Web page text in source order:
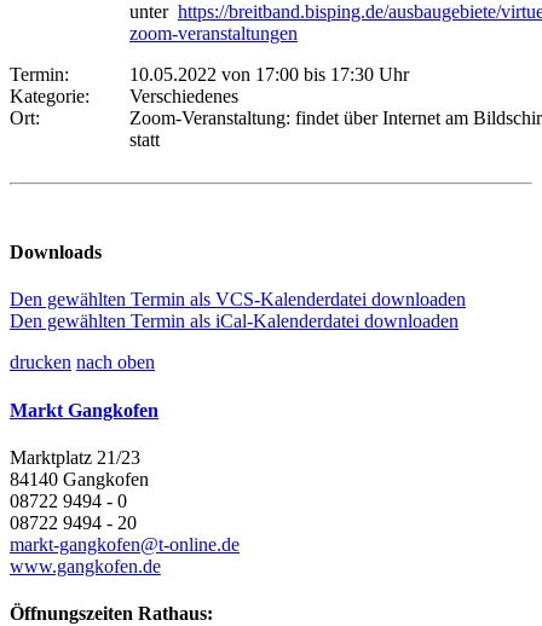
unter https://breitband.bisping.de/ausbaugebiete/
zoom-veranstaltungen
Termin:
10.05.2022 von 17:00 bis 17:30 Uhr
Kategorie:
Verschiedenes
Ort:
Zoom-Veranstaltung: findet über Internet am
statt
Downloads
Den gewählten Termin als VCS-Kalenderdatei downloaden
Den gewählten Termin als iCal-Kalenderdatei downloaden
drucken nach oben
Markt Gangkofen
Marktplatz 21/23
84140 Gangkofen
08722 9494 - 0
08722 9494 - 20
markt-gangkofen@t-online.de
www.gangkofen.de
Öffnungszeiten Rathaus: